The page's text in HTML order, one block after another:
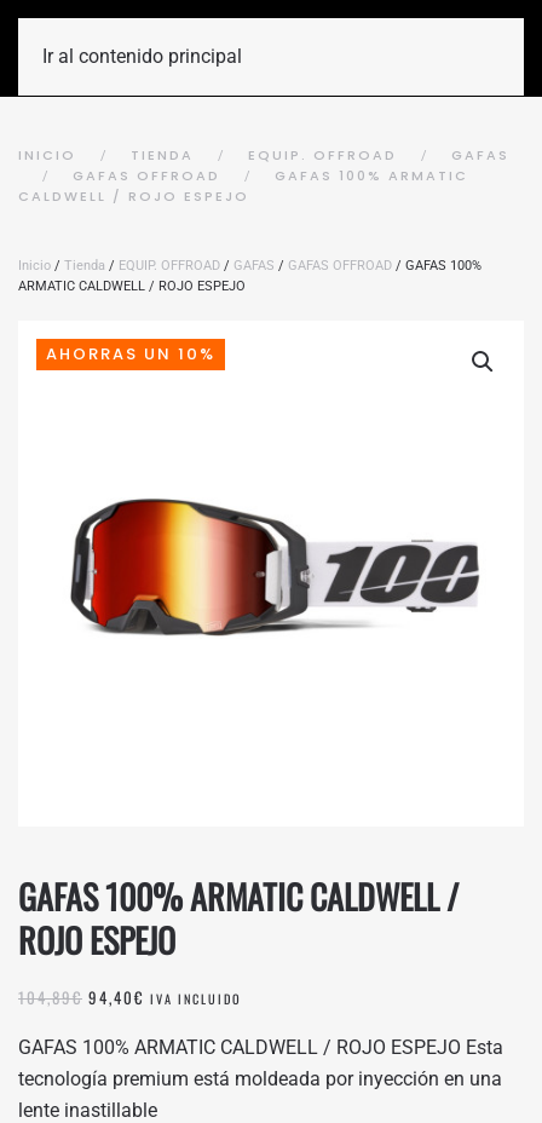
Ir al contenido principal
INICIO TIENDA EQUIP. OFFROAD
GAFAS
GAFAS OFFROAD
GAFAS 100% ARMATIC
CALDWELL / ROJO ESPEJO
Inicio / Tienda / EQUIP. OFFROAD / GAFAS / GAFAS OFFROAD / GAFAS 100%
ARMATIC CALDWELL / ROJO ESPEJO
AHORRAS UN 10%
GAFAS 100% ARMATIC CALDWELL /
ROJO ESPEJO
104,89€ EL
ORIGINAL
ERA:
104,89€.
94,40€ EL
ACTUAL
ES:
94,40€.
IVA INCLUIDO
GAFAS 100% ARMATIC CALDWELL / ROJO ESPEJO Esta
tecnología premium está moldeada por inyección en una
lente inastillable